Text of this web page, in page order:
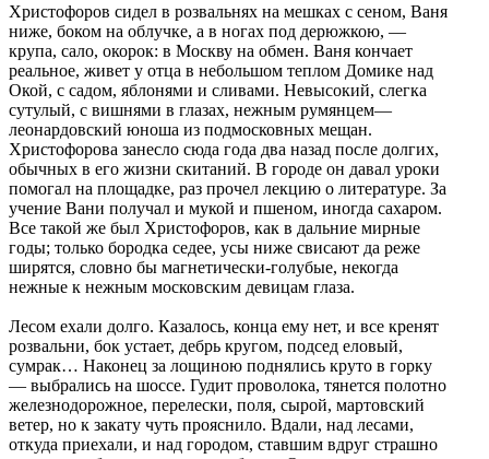
Христофоров сидел в розвальнях на мешках с сеном, Ваня
ниже, боком на облучке, а в ногах под дерюжкою, —
крупа, сало, окорок: в Москву на обмен. Ваня кончает
реальное, живет у отца в небольшом теплом Домике над
Окой, с садом, яблонями и сливами. Невысокий, слегка
сутулый, с вишнями в глазах, нежным румянцем—
леонардовский юноша из подмосковных мещан.
Христофорова занесло сюда года два назад после долгих,
обычных в его жизни скитаний. В городе он давал уроки
помогал на площадке, раз прочел лекцию о литературе. За
учение Вани получал и мукой и пшеном, иногда сахаром.
Все такой же был Христофоров, как в дальние мирные
годы; только бородка седее, усы ниже свисают да реже
ширятся, словно бы магнетически-голубые, некогда
нежные к нежным московским девицам глаза.
Лесом ехали долго. Казалось, конца ему нет, и все кренят
розвальни, бок устает, дебрь кругом, подсед еловый,
сумрак… Наконец за лощиною поднялись круто в горку
— выбрались на шоссе. Гудит проволока, тянется полотно
железнодорожное, перелески, поля, сырой, мартовский
ветер, но к закату чуть прояснило. Вдали, над лесами,
откуда приехали, и над городом, ставшим вдруг страшно